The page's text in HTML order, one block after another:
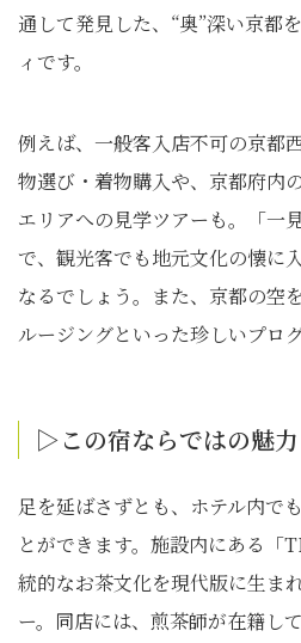
通して発見した、“奥”深い京都
ィです。
例えば、一般客入店不可の京都
物選び・着物購入や、京都府内
エリアへの見学ツアーも。「一
で、観光客でも地元文化の懐に
なるでしょう。また、京都の空
ルージングといった珍しいプロ
▷この宿ならではの魅力
足を延ばさずとも、ホテル内で
とができます。施設内にある「
統的なお茶文化を現代版に生ま
ー。同店には、煎茶師が在籍し